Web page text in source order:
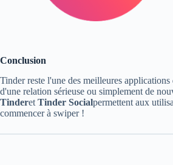
Conclusion
Tinder reste l'une des meilleures
d'une relation sérieuse ou simplement de
Tinderet Tinder Socialpermettent aux
commencer à swiper !